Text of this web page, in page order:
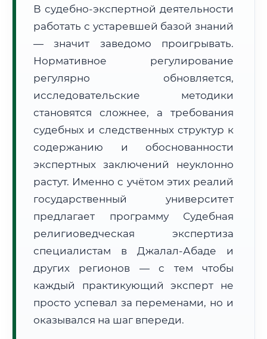
Формат учебы:
Дистанционно
🗺️ Зона обслуживания: г. Джалал-Абад
Расчет логистики оригиналов:
• Маршрут транзита: ~1 729 км
• Экспресс-доставка СДЭК / Почтой:
2–3 рабочих дня
📜 Документы и аккредитация ФИС ФРДО
🔍Нажмите на документ для увеличения и просмотра
В судебно-экспертной деятельности
работать с устаревшей базой знаний
— значит заведомо проигрывать.
Нормативное регулирование
регулярно обновляется,
исследовательские методики
становятся сложнее, а требования
судебных и следственных структур к
содержанию и обоснованности
экспертных заключений неуклонно
растут. Именно с учётом этих реалий
государственный университет
предлагает программу Судебная
религиоведческая экспертиза
специалистам в Джалал-Абаде и
других регионов — с тем чтобы
каждый практикующий эксперт не
просто успевал за переменами, но и
оказывался на шаг впереди.